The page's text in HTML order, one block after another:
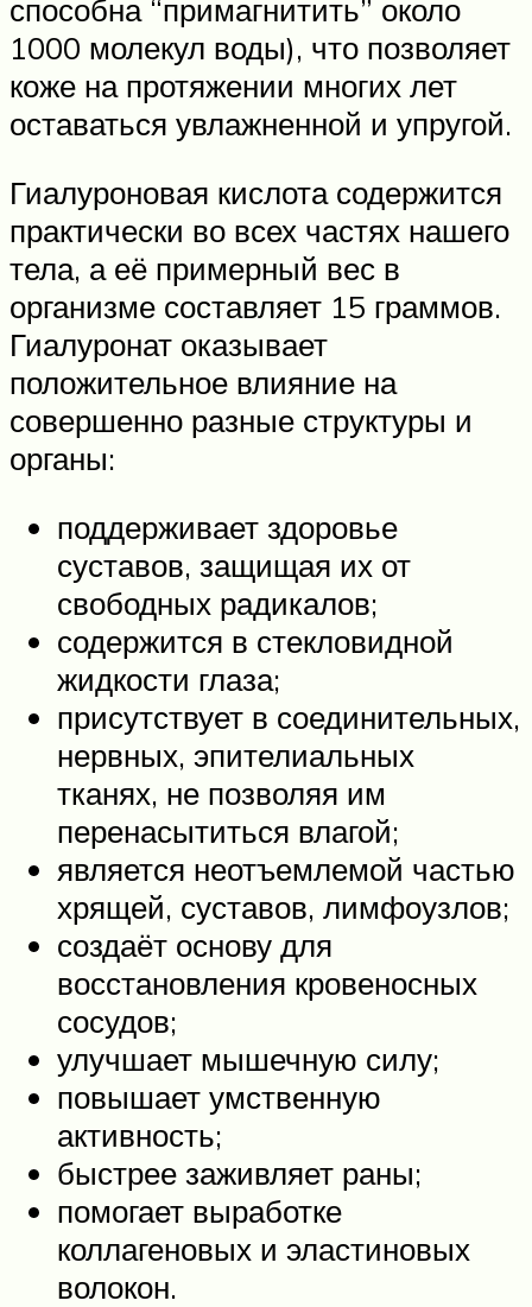
способна “примагнитить” около
1000 молекул воды), что позволяет
коже на протяжении многих лет
оставаться увлажненной и упругой.
Гиалуроновая кислота содержится
практически во всех частях нашего
тела, а её примерный вес в
организме составляет 15 граммов.
Гиалуронат оказывает
положительное влияние на
совершенно разные структуры и
органы:
поддерживает здоровье
суставов, защищая их от
свободных радикалов;
содержится в стекловидной
жидкости глаза;
присутствует в соединительных,
нервных, эпителиальных
тканях, не позволяя им
перенасытиться влагой;
является неотъемлемой частью
хрящей, суставов, лимфоузлов;
создаёт основу для
восстановления кровеносных
сосудов;
улучшает мышечную силу;
повышает умственную
активность;
быстрее заживляет раны;
помогает выработке
коллагеновых и эластиновых
волокон.